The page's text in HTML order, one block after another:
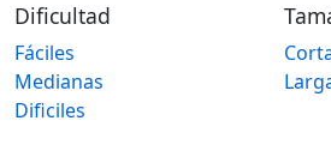
Dificultad
Fáciles
Medianas
Dificiles